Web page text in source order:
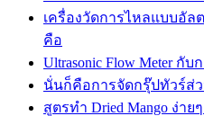
เครื่องวัดการไหลแบบอัล
คือ
Ultrasonic Flow Meter กั
นั่นก็คือการจัดกรุ๊ปทัวร์ส่
สูตรทำ Dried Mango ง่า